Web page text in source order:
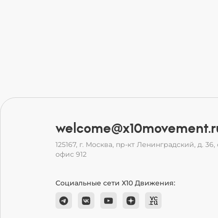
125167, г. Москва, пр-кт Ленинградский, д. 36,
офис 912
Социальные сети Х10 Движения: